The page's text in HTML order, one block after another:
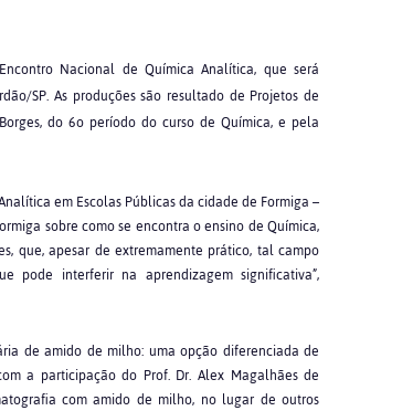
Nacional de Química Analítica, que será
SP. As produções são resultado de Projetos de
do 6o período do curso de Química, e pela
em Escolas Públicas da cidade de Formiga –
sobre como se encontra o ensino de Química,
que, apesar de extremamente prático, tal campo
pode interferir na aprendizagem significativa”,
de amido de milho: uma opção diferenciada de
a participação do Prof. Dr. Alex Magalhães de
com amido de milho, no lugar de outros